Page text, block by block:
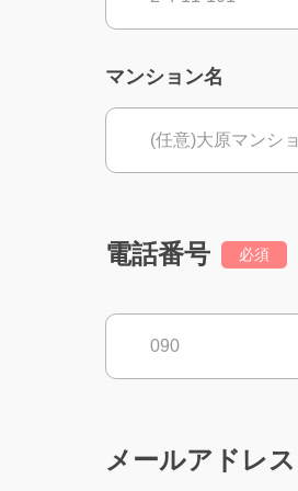
マンション名
電話番号 必須
メールアドレス